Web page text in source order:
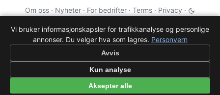
Om oss · Nyheter · For bedrifter · Terms · Privacy ·
·Wikidata·OMDb
Data from TMDB, Wikidata & OMDb. Not endorsed or certified by these
services.
Part of EPAK Vibes·Contact
Personvern|beep.me — reminders gone social
Vi bruker informasjonskapsler for trafikkanalyse og personlige
annonser. Du velger hva som lagres. Personvern
Avvis
Kun analyse
Aksepter alle